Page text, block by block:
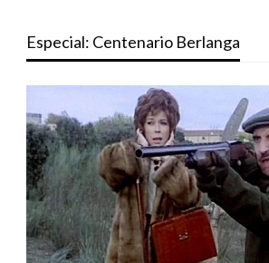
Especial: Centenario Berlanga